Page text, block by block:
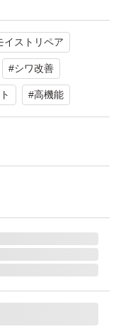
る方のみお願いしま
い(>_<)
じて販売される、品
入元はメーカー公式
イストリペア
#シワ改善
#高機能